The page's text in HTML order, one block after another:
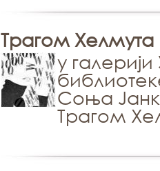
Трагом
у
Соња
Трагом